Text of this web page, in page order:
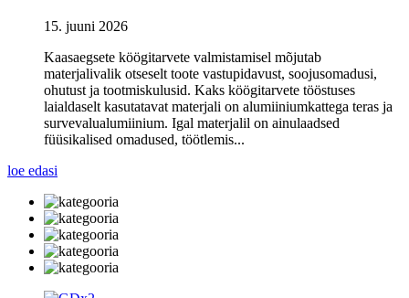
15. juuni 2026
Kaasaegsete köögitarvete valmistamisel mõjutab
materjalivalik otseselt toote vastupidavust, soojusomadusi,
ohutust ja tootmiskulusid. Kaks köögitarvete tööstuses
laialdaselt kasutatavat materjali on alumiiniumkattega teras ja
survevalualumiinium. Igal materjalil on ainulaadsed
füüsikalised omadused, töötlemis...
loe edasi